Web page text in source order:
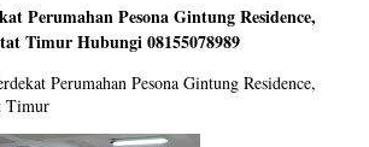
Perumahan Pesona Gintung Residence,
Timur Hubungi 08155078989